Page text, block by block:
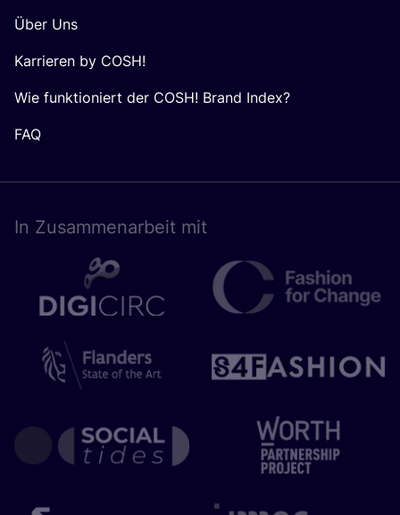
Über Uns
Karrieren by COSH!
Wie funktioniert der COSH! Brand Index?
FAQ
In Zusam­men­ar­beit mit